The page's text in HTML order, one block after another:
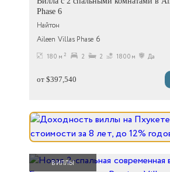
Phase 6
Найтон
Aileen Villas Phase 6
180 м2 2 2 1800м Да
от $397,540
ВИЛЛЫ